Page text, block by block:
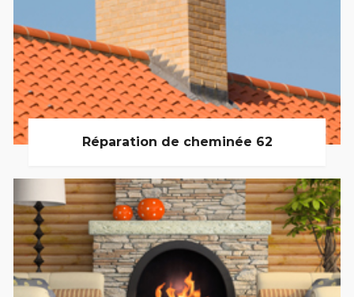
Réparation de cheminée 62